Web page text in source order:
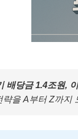
배당금 1.4조원,
을 A부터 Z까지